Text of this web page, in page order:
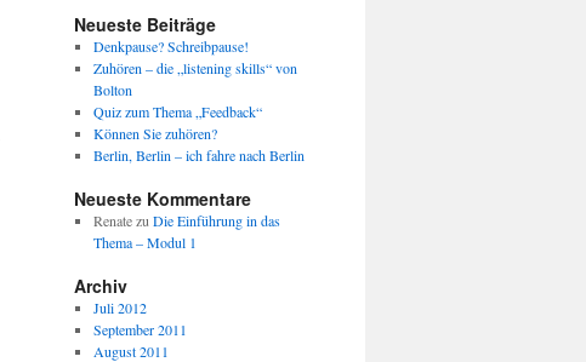
Neueste Beiträge
Denkpause? Schreibpause!
Zuhören – die „listening skills“ von
Bolton
Quiz zum Thema „Feedback“
Können Sie zuhören?
Berlin, Berlin – ich fahre nach Berlin
Neueste Kommentare
Renatezu Die Einführung in das
Thema – Modul 1
Archiv
Juli 2012
September 2011
August 2011